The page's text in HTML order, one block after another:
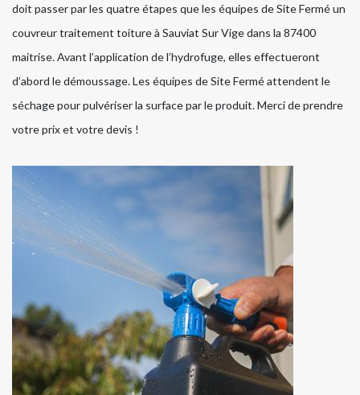
doit passer par les quatre étapes que les équipes de Site Fermé un
couvreur traitement toiture à Sauviat Sur Vige dans la 87400
maitrise. Avant l’application de l’hydrofuge, elles effectueront
d’abord le démoussage. Les équipes de Site Fermé attendent le
séchage pour pulvériser la surface par le produit. Merci de prendre
votre prix et votre devis !